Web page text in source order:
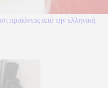
προϊόντος από την ελληνική